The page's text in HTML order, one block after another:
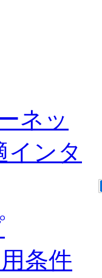
条件